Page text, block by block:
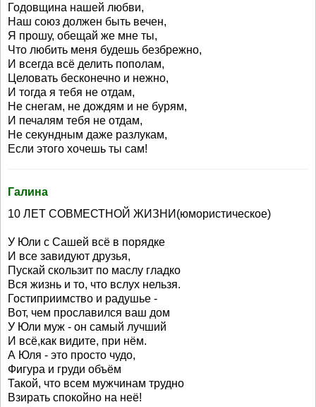
Годовщина нашей любви,
Наш союз должен быть вечен,
Я прошу, обещай же мне ты,
Что любить меня будешь безбрежно,
И всегда всё делить пополам,
Целовать бесконечно и нежно,
И тогда я тебя не отдам,
Не снегам, не дождям и не бурям,
И печалям тебя не отдам,
Не секундным даже разлукам,
Если этого хочешь ты сам!
Галина
10 ЛЕТ СОВМЕСТНОЙ ЖИЗНИ(юмористическое)
У Юли с Сашей всё в порядке
И все завидуют друзья,
Пускай скользит по маслу гладко
Вся жизнь и то, что вслух нельзя.
Гостиприимство и радушье -
Вот, чем прославился ваш дом
У Юли муж - он самый лучший
И всё,как видите, при нём.
А Юля - это просто чудо,
Фигура и груди объём
Такой, что всем мужчинам трудно
Взирать спокойно на неё!